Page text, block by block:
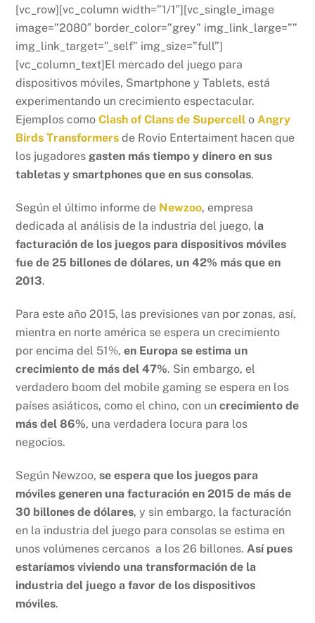
[vc_row][vc_column width=”1/1″][vc_single_image
image=”2080″ border_color=”grey” img_link_large=””
img_link_target=”_self” img_size=”full”]
[vc_column_text]El mercado del juego para
dispositivos móviles, Smartphone y Tablets, está
experimentando un crecimiento espectacular.
Ejemplos comoClash of Clans de Supercell oAngry
Birds Transformers de Rovio Entertaiment hacen que
los jugadores gasten más tiempo y dinero en sus
tabletas y smartphones que en sus consolas.
Según el último informe de Newzoo, empresa
dedicada al análisis de la industria del juego, la
facturación de los juegos para dispositivos móviles
fue de 25 billones de dólares, un 42% más que en
2013.
Para este año 2015, las previsiones van por zonas, así,
mientra en norte américa se espera un crecimiento
por encima del 51%,en Europa se estima un
crecimiento de más del 47%. Sin embargo, el
verdadero boom del mobile gaming se espera en los
países asiáticos, como el chino, con uncrecimiento de
más del 86%, una verdadera locura para los
negocios.
Según Newzoo,se espera que los juegos para
móviles generen una facturación en 2015 de más de
30 billones de dólares, y sin embargo, la facturación
en la industria del juego para consolas se estima en
unos volúmenes cercanos a los 26 billones. Así pues
estaríamos viviendo una transformación de la
industria del juego a favor de los dispositivos
móviles.